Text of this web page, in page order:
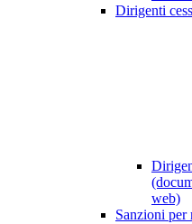
Dirigenti
web)
Sanzioni per